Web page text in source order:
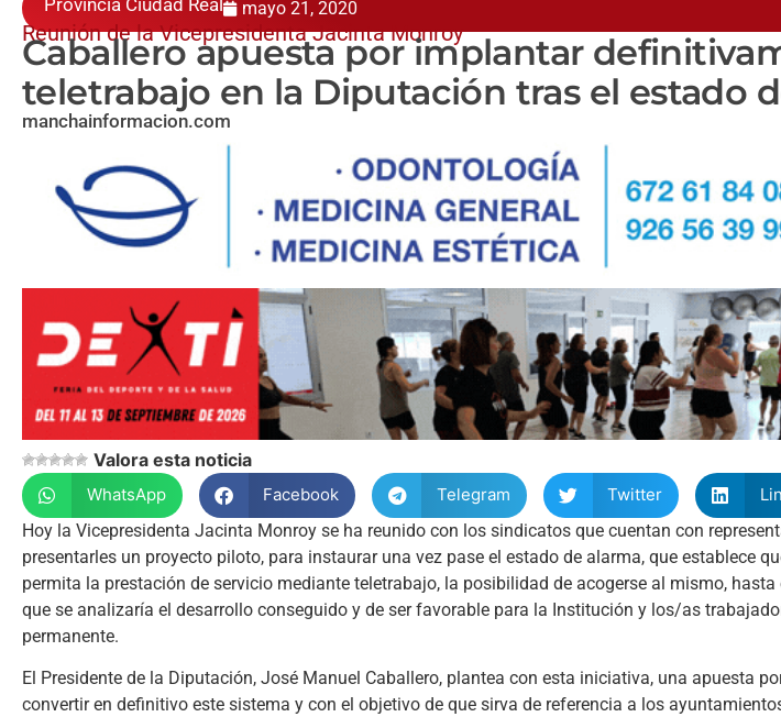
mayo 21, 2020
Reunión de la Vicepresidenta Jacinta Monroy
Caballero apuesta por implantar
teletrabajo en la Diputación tras el estado
manchainformacion.com
Valora esta noticia
WhatsApp Facebook Telegram Twitter
Hoy la Vicepresidenta Jacinta Monroy se ha reunido con los sindicatos que cuentan con
presentarles un proyecto piloto, para instaurar una vez pase el estado de alarma, que establece
permita la prestación de servicio mediante teletrabajo, la posibilidad de acogerse al mismo,
que se analizaría el desarrollo conseguido y de ser favorable para la Institución y los/as
permanente.
El Presidente de la Diputación, José Manuel Caballero, plantea con esta iniciativa, una apuesta
convertir en definitivo este sistema y con el objetivo de que sirva de referencia a los